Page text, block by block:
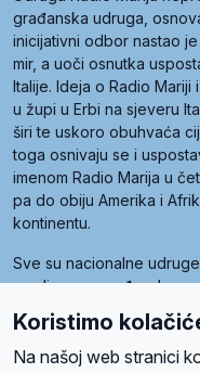
građanska udruga,
inicijativni odbor nastao
mir, a uoči osnutka
Italije. Ideja o Radio
u župi u Erbi na sjeveru
širi te uskoro obuhvaća
toga osnivaju se i
imenom Radio Marija u
pa do obiju Amerika i
kontinentu.
Sve su nacionalne
zemljama, a međusobna
pod nazivom Svjetska
Radio Maria). Svjetsku
kojima je i hrvatska
Koristimo
Na našoj web stranici